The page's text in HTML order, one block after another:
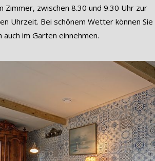
Zimmer, zwischen 8.30 und 9.30 Uhr zur
Uhrzeit. Bei schönem Wetter können Sie
auch im Garten einnehmen.